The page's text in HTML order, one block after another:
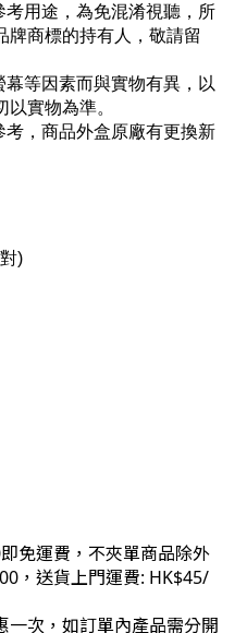
用途，為免混淆視聽，所
牌商標的持有人，敬請留
等因素而與實物有異，以
以實物為準。
，商品外盒原廠有更換新
)
免運費，不夾單商品除外
，送貨上門運費: HK$45/
次，如訂單內產品需分開